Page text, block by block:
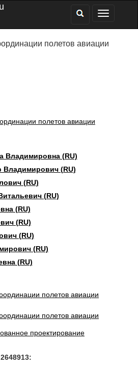
полетов авиации
Владимировна (RU)
Владимирович (RU)
(RU)
(RU)
(RU)
(RU)
(RU)
(RU)
(RU)
проектирование